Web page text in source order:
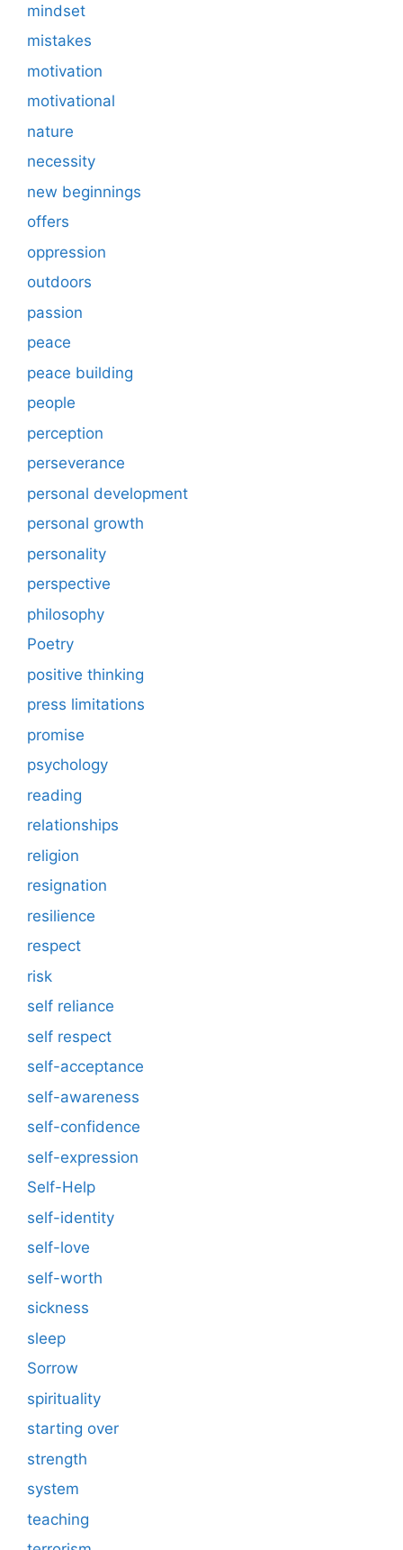
mindset
mistakes
motivation
motivational
nature
necessity
new beginnings
offers
oppression
outdoors
passion
peace
peace building
people
perception
perseverance
personal development
personal growth
personality
perspective
philosophy
Poetry
positive thinking
press limitations
promise
psychology
reading
relationships
religion
resignation
resilience
respect
risk
self reliance
self respect
self-acceptance
self-awareness
self-confidence
self-expression
Self-Help
self-identity
self-love
self-worth
sickness
sleep
Sorrow
spirituality
starting over
strength
system
teaching